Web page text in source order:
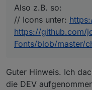
Also z.B. so:
// Icons unter:
https://github.com/
Fonts/blob/master/
Guter Hinweis. Ich
die DEV